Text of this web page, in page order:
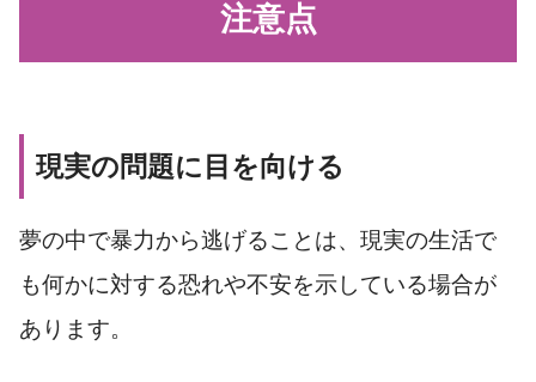
注意点
現実の問題に目を向ける
夢の中で暴力から逃げることは、現実の生活で
も何かに対する恐れや不安を示している場合が
あります。